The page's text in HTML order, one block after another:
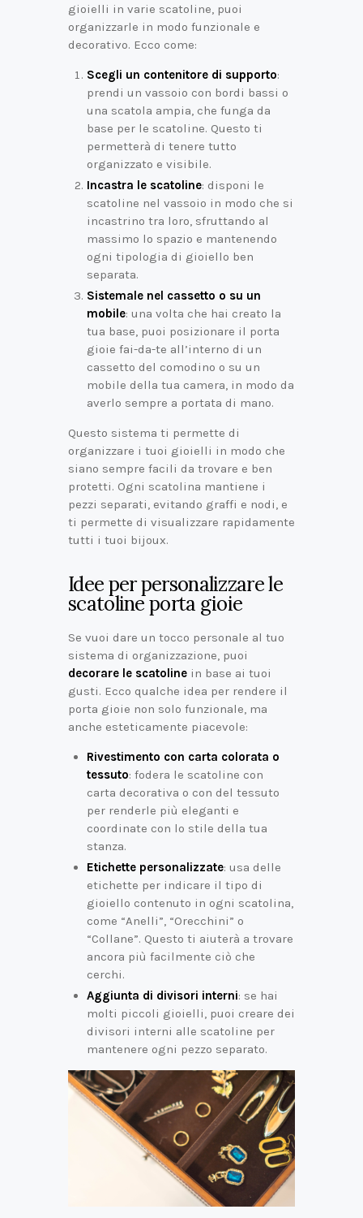
gioielli in varie scatoline, puoi
organizzarle in modo funzionale e
decorativo. Ecco come:
Scegli un contenitore di supporto:
prendi un vassoio con bordi bassi o
una scatola ampia, che funga da
base per le scatoline. Questo ti
permetterà di tenere tutto
organizzato e visibile.
Incastra le scatoline: disponi le
scatoline nel vassoio in modo che si
incastrino tra loro, sfruttando al
massimo lo spazio e mantenendo
ogni tipologia di gioiello ben
separata.
Sistemale nel cassetto o su un
mobile: una volta che hai creato la
tua base, puoi posizionare il porta
gioie fai-da-te all’interno di un
cassetto del comodino o su un
mobile della tua camera, in modo da
averlo sempre a portata di mano.
Questo sistema ti permette di
organizzare i tuoi gioielli in modo che
siano sempre facili da trovare e ben
protetti. Ogni scatolina mantiene i
pezzi separati, evitando graffi e nodi, e
ti permette di visualizzare rapidamente
tutti i tuoi bijoux.
Idee per personalizzare le
scatoline porta gioie
Se vuoi dare un tocco personale al tuo
sistema di organizzazione, puoi
decorare le scatoline in base ai tuoi
gusti. Ecco qualche idea per rendere il
porta gioie non solo funzionale, ma
anche esteticamente piacevole:
Rivestimento con carta colorata o
tessuto: fodera le scatoline con
carta decorativa o con del tessuto
per renderle più eleganti e
coordinate con lo stile della tua
stanza.
Etichette personalizzate: usa delle
etichette per indicare il tipo di
gioiello contenuto in ogni scatolina,
come “Anelli”, “Orecchini” o
“Collane”. Questo ti aiuterà a trovare
ancora più facilmente ciò che
cerchi.
Aggiunta di divisori interni: se hai
molti piccoli gioielli, puoi creare dei
divisori interni alle scatoline per
mantenere ogni pezzo separato.